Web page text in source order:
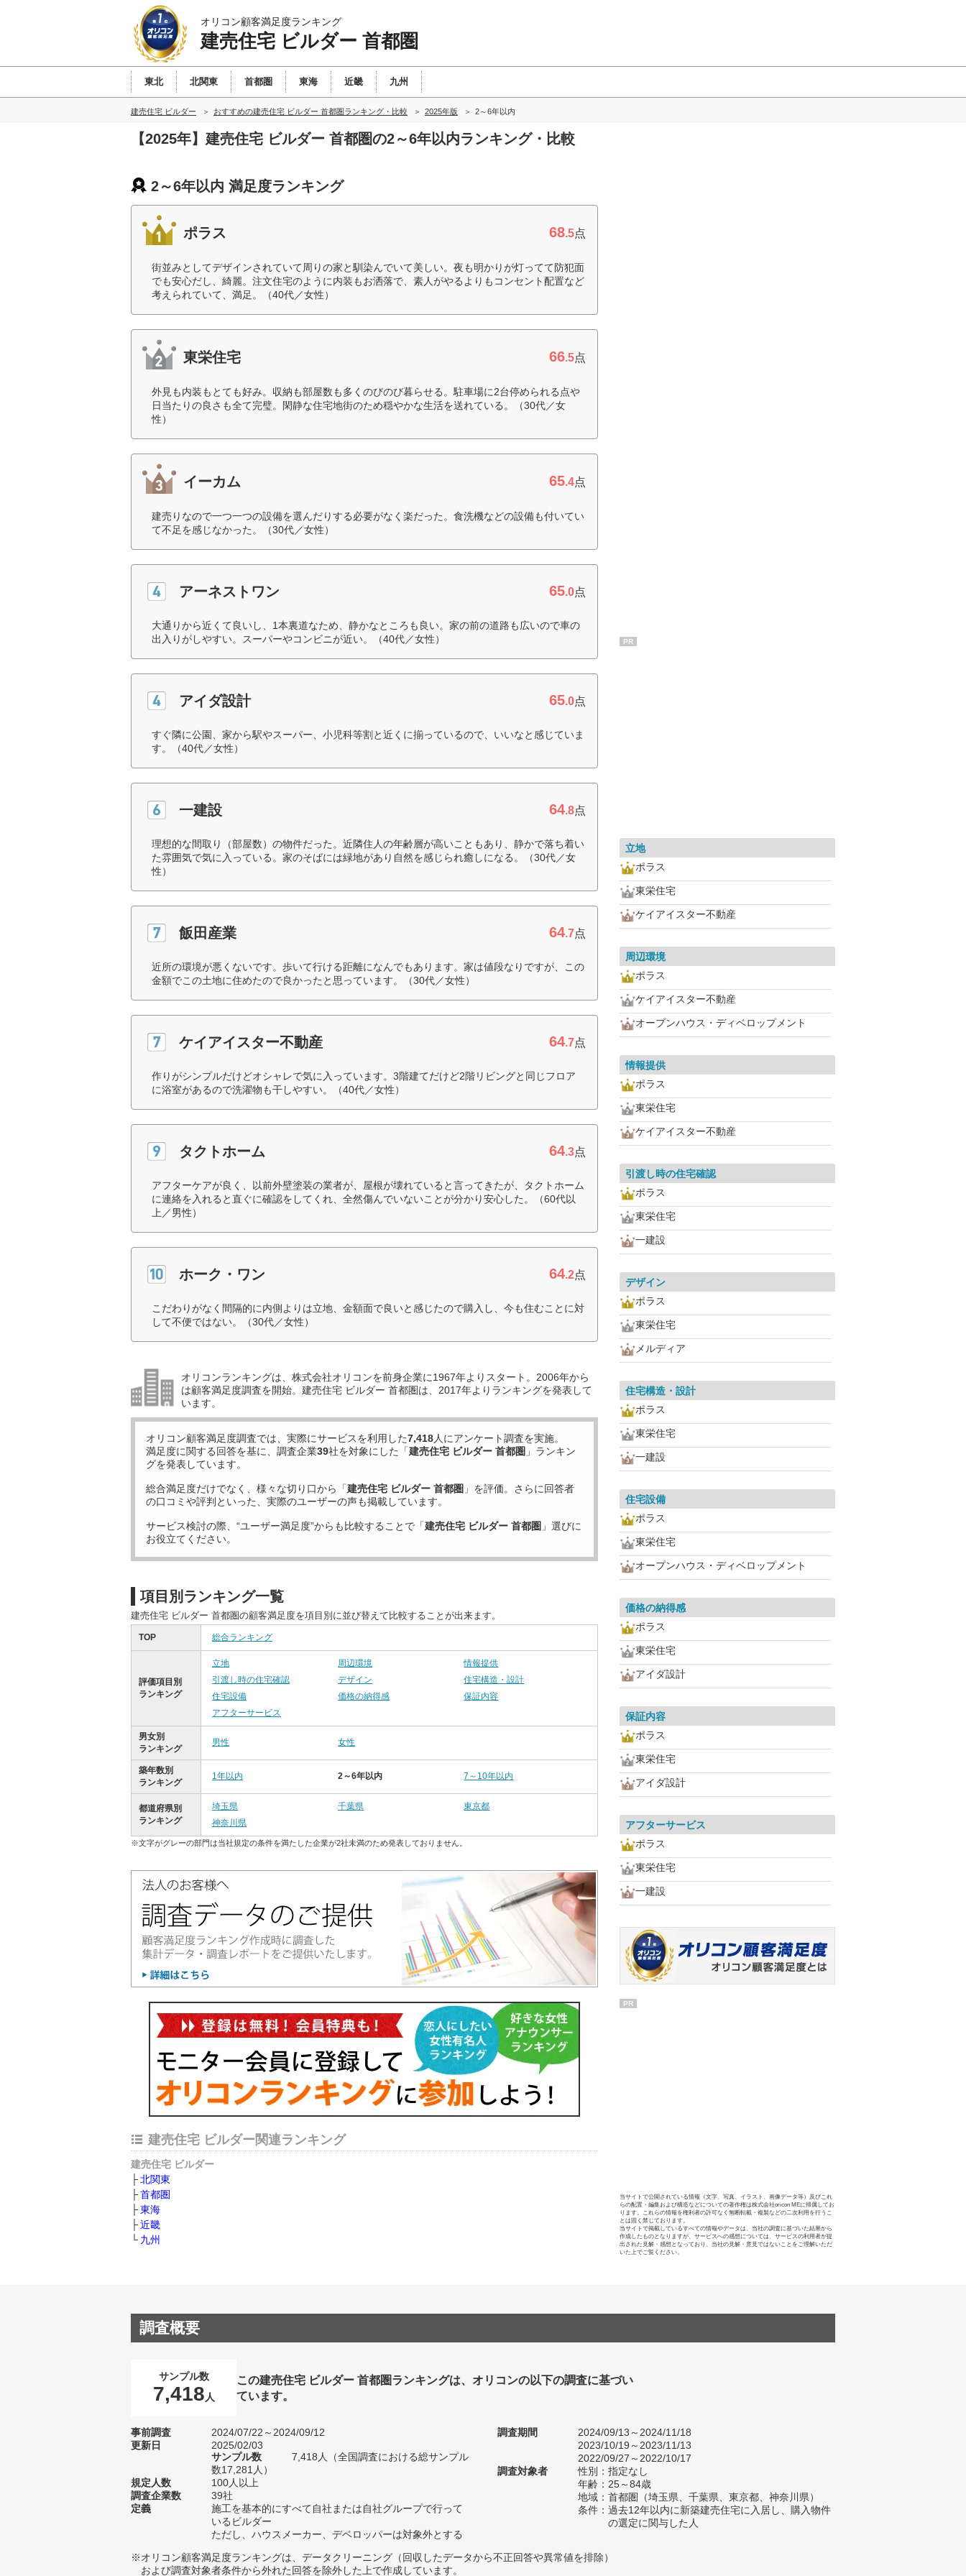
オリコン顧客満足度ランキング
建売住宅 ビルダー 首都圏
東北 北関東 首都圏 東海 近畿 九州
建売住宅 ビルダー おすすめの建売住宅 ビルダー 首都圏ランキング・比較 2025年版 2～6年以内
【2025年】建売住宅 ビルダー 首都圏の2～6年以内ランキング・比較
2～6年以内 満足度ランキング
ポラス 68.5点
街並みとしてデザインされていて周りの家と馴染んでいて美しい。夜も明かりが灯ってて防犯面
でも安心だし、綺麗。注文住宅のように内装もお洒落で、素人がやるよりもコンセント配置など
考えられていて、満足。（40代／女性）
東栄住宅 66.5点
外見も内装もとても好み。収納も部屋数も多くのびのび暮らせる。駐車場に2台停められる点や
日当たりの良さも全て完璧。閑静な住宅地街のため穏やかな生活を送れている。（30代／女
性）
イーカム 65.4点
建売りなので一つ一つの設備を選んだりする必要がなく楽だった。食洗機などの設備も付いてい
て不足を感じなかった。（30代／女性）
アーネストワン 65.0点
大通りから近くて良いし、1本裏道なため、静かなところも良い。家の前の道路も広いので車の
出入りがしやすい。スーパーやコンビニが近い。（40代／女性）
アイダ設計 65.0点
すぐ隣に公園、家から駅やスーパー、小児科等割と近くに揃っているので、いいなと感じていま
す。（40代／女性）
一建設 64.8点
理想的な間取り（部屋数）の物件だった。近隣住人の年齢層が高いこともあり、静かで落ち着い
た雰囲気で気に入っている。家のそばには緑地があり自然を感じられ癒しになる。（30代／女
性）
飯田産業 64.7点
近所の環境が悪くないです。歩いて行ける距離になんでもあります。家は値段なりですが、この
金額でこの土地に住めたので良かったと思っています。（30代／女性）
ケイアイスター不動産 64.7点
作りがシンプルだけどオシャレで気に入っています。3階建てだけど2階リビングと同じフロア
に浴室があるので洗濯物も干しやすい。（40代／女性）
タクトホーム 64.3点
アフターケアが良く、以前外壁塗装の業者が、屋根が壊れていると言ってきたが、タクトホーム
に連絡を入れると直ぐに確認をしてくれ、全然傷んでいないことが分かり安心した。（60代以
上／男性）
ホーク・ワン 64.2点
こだわりがなく間隔的に内側よりは立地、金額面で良いと感じたので購入し、今も住むことに対
して不便ではない。（30代／女性）
オリコンランキングは、株式会社オリコンを前身企業に1967年よりスタート。2006年から
は顧客満足度調査を開始。建売住宅 ビルダー 首都圏は、2017年よりランキングを発表して
います。
オリコン顧客満足度調査では、実際にサービスを利用した7,418人にアンケート調査を実施。
満足度に関する回答を基に、調査企業39社を対象にした「建売住宅 ビルダー 首都圏 」ランキン
グを発表しています。
総合満足度だけでなく、様々な切り口から「建売住宅 ビルダー 首都圏 」を評価。さらに回答者
の口コミや評判といった、実際のユーザーの声も掲載しています。
サービス検討の際、“ユーザー満足度”からも比較することで「建売住宅 ビルダー 首都圏 」選びに
お役立てください。
項目別ランキング一覧
建売住宅 ビルダー 首都圏の顧客満足度を項目別に並び替えて比較することが出来ます。
TOP 総合ランキング
評価項目別
ランキング
立地 周辺環境
情報提供
引渡し時の住宅確認
デザイン
住宅構造・設計
住宅設備
価格の納得感
保証内容
アフターサービス
男女別
ランキング
男性 女性
築年数別
ランキング
1年以内 2～6年以内 7～10年以内
都道府県別
ランキング
埼玉県 千葉県
東京都
神奈川県
※文字がグレーの部門は当社規定の条件を満たした企業が2社未満のため発表しておりません。
建売住宅 ビルダー関連ランキング
建売住宅 ビルダー
北関東
首都圏
東海
近畿
九州
PR
立地
ポラス
東栄住宅
ケイアイスター不動産
周辺環境
ポラス
ケイアイスター不動産
オープンハウス・ディベロップメント
情報提供
ポラス
東栄住宅
ケイアイスター不動産
引渡し時の住宅確認
ポラス
東栄住宅
一建設
デザイン
ポラス
東栄住宅
メルディア
住宅構造・設計
ポラス
東栄住宅
一建設
住宅設備
ポラス
東栄住宅
オープンハウス・ディベロップメント
価格の納得感
ポラス
東栄住宅
アイダ設計
保証内容
ポラス
東栄住宅
アイダ設計
アフターサービス
ポラス
東栄住宅
一建設
PR
当サイトで公開されている情報（文字、写真、イラスト、画像データ等）及びこれ
らの配置・編集および構造などについての著作権は株式会社oricon MEに帰属してお
ります。これらの情報を権利者の許可なく無断転載・複製などの二次利用を行うこ
とは固く禁じております。
当サイトで掲載しているすべての情報やデータは、当社の調査に基づいた結果から
作成したものとなりますが、サービスへの感想については、サービスの利用者が提
出された見解・感想となっており、当社の見解・意見ではないことをご理解いただ
いた上でご覧ください。
調査概要
サンプル数
7,418 人
この建売住宅 ビルダー 首都圏ランキングは、オリコンの以下の調査に基づい
ています。
事前調査
2024/07/22～2024/09/12
更新日
2025/02/03
サンプル数
7,418人（全国調査における総サンプル
数17,281人）
規定人数
100人以上
調査企業数
39社
定義
施工を基本的にすべて自社または自社グループで行って
いるビルダー
ただし、ハウスメーカー、デベロッパーは対象外とする
調査期間
2024/09/13～2024/11/18
2023/10/19～2023/11/13
2022/09/27～2022/10/17
調査対象者
性別：指定なし
年齢：25～84歳
地域：首都圏（埼玉県、千葉県、東京都、神奈川県）
条件：過去12年以内に新築建売住宅に入居し、購入物件
の選定に関与した人
※オリコン顧客満足度ランキングは、データクリーニング（回収したデータから不正回答や異常値を排除）
および調査対象者条件から外れた回答を除外した上で作成しています。